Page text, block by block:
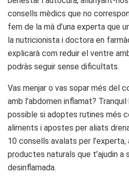
consells mèdics que no
fem de la mà d’una experta que
la nutricionista i doctora en
explicarà com reduir el ventre
podràs seguir sense dificultats.
Vas menjar o vas sopar més del
amb l’abdomen inflamat?
possible si adoptes rutines més
aliments i apostes per aliats
10 consells avalats per
productes naturals que t’ajudin
desinflamada.